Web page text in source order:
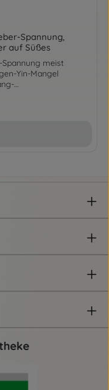
Spannung,
auf Süßes
Spannung meist
Yin-Mangel
FU ZISemen